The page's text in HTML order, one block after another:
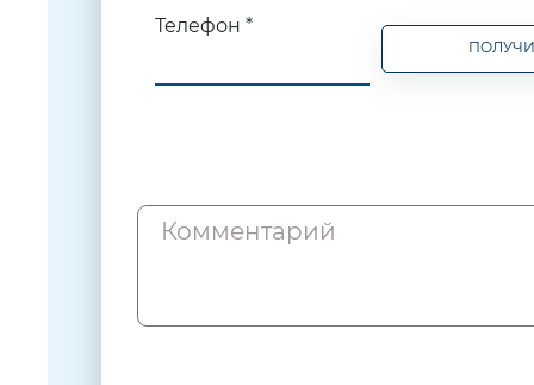
Телефон *
Комментарий